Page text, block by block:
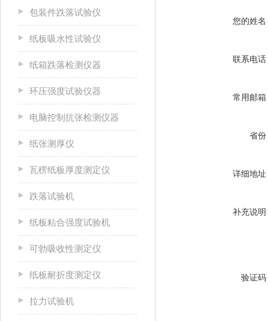
包装件跌落试验仪
纸板吸水性试验仪
纸箱跌落检测仪器
环压强度试验仪器
电脑控制抗张检测仪器
纸张测厚仪
瓦楞纸板厚度测定仪
跌落试验机
纸板粘合强度试验机
可勃吸收性测定仪
纸板耐折度测定仪
拉力试验机
您的姓名
联系电话
常用邮箱
省份
详细地址
补充说明
验证码